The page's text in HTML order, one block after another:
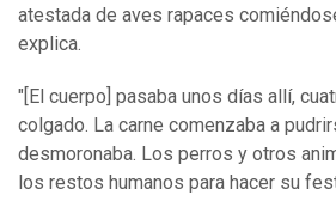
atestada de aves rapaces
explica.
"[El cuerpo] pasaba unos días allí,
colgado. La carne comenzaba a
desmoronaba. Los perros y otros
los restos humanos para hacer su